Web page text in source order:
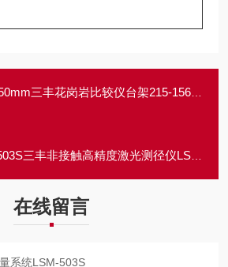
三丰花岗岩比较仪台架215-156-10
三丰非接触高精度激光测径仪LSM-6902H
在线留言